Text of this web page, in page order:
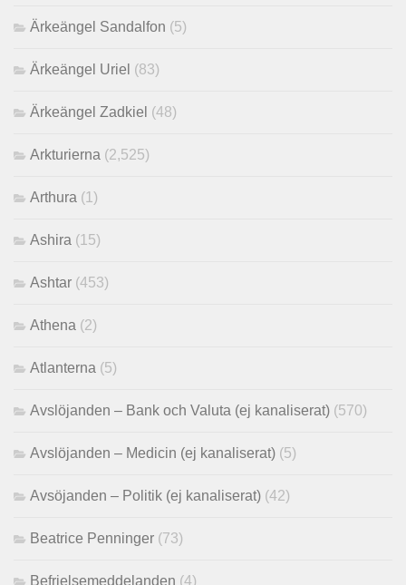
Ärkeängel Sandalfon (5)
Ärkeängel Uriel (83)
Ärkeängel Zadkiel (48)
Arkturierna (2,525)
Arthura (1)
Ashira (15)
Ashtar (453)
Athena (2)
Atlanterna (5)
Avslöjanden – Bank och Valuta (ej kanaliserat) (570)
Avslöjanden – Medicin (ej kanaliserat) (5)
Avsöjanden – Politik (ej kanaliserat) (42)
Beatrice Penninger (73)
Befrielsemeddelanden (4)